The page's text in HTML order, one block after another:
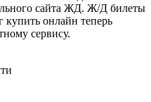
сайта ЖД. Ж/Д билеты
купить онлайн теперь
сервису.